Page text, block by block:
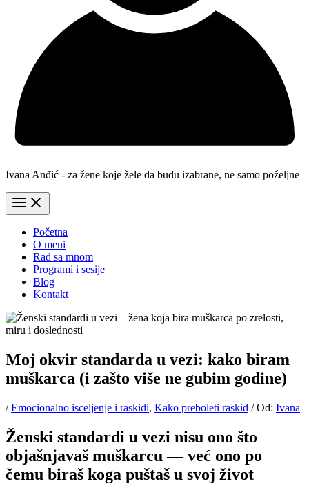
Ivana Anđić - za žene koje žele da budu izabrane, ne samo poželjne
Početna
O meni
Rad sa mnom
Programi i sesije
Blog
Kontakt
Moj okvir standarda u vezi: kako biram
muškarca (i zašto više ne gubim godine)
/Emocionalno isceljenje i raskidi, Kako preboleti raskid / Od: Ivana
Ženski standardi u vezi nisu ono što
objašnjavaš muškarcu — već ono po
čemu biraš koga puštaš u svoj život